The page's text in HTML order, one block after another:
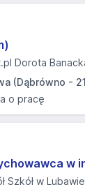
Dorota
(Dąbrówno -
o pracę
w
Szkół w Lubawie